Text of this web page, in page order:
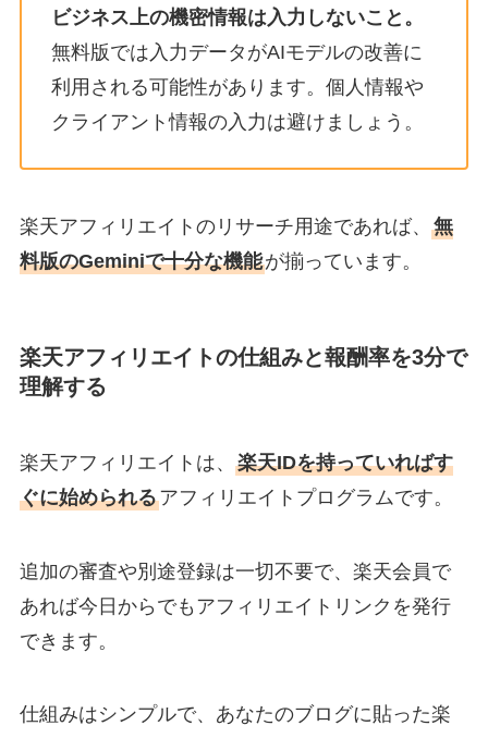
ビジネス上の機密情報は入力しないこと。
無料版では入力データがAIモデルの改善に
利用される可能性があります。個人情報や
クライアント情報の入力は避けましょう。
楽天アフィリエイトのリサーチ用途であれば、 無
料版のGeminiで十分な機能が揃っています。
楽天アフィリエイトの仕組みと報酬率を3分で
理解する
楽天アフィリエイトは、 楽天IDを持っていればす
ぐに始められるアフィリエイトプログラムです。
追加の審査や別途登録は一切不要で、楽天会員で
あれば今日からでもアフィリエイトリンクを発行
できます。
仕組みはシンプルで、あなたのブログに貼った楽